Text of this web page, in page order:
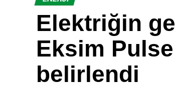
Elektriğin
Eksim
belirlendi